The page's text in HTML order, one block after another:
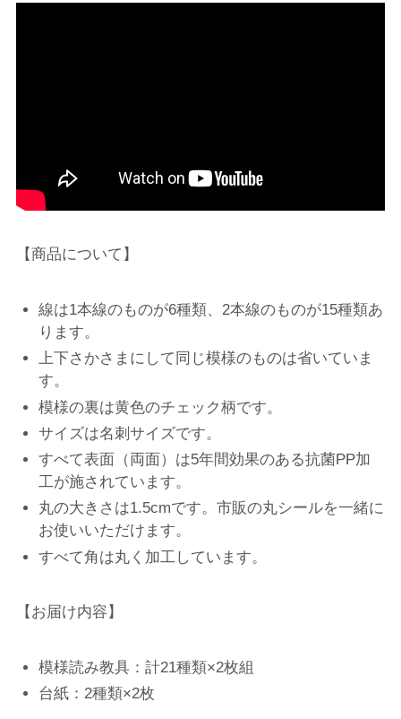
【商品について】
線は1本線のものが6種類、2本線のものが15種類あ
ります。
上下さかさまにして同じ模様のものは省いていま
す。
模様の裏は黄色のチェック柄です。
サイズは名刺サイズです。
すべて表面（両面）は5年間効果のある抗菌PP加
工が施されています。
丸の大きさは1.5cmです。市販の丸シールを一緒に
お使いいただけます。
すべて角は丸く加工しています。
【お届け内容】
模様読み教具：計21種類×2枚組
台紙：2種類×2枚